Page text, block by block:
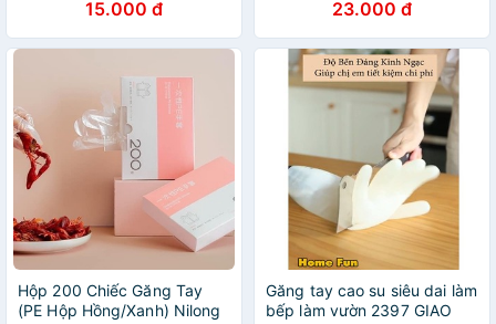
15.000 đ 23.000 đ
Hộp 200 Chiếc Găng Tay
(PE Hộp Hồng/Xanh) Nilong
Găng tay cao su siêu dai làm
bếp làm vườn 2397 GIAO